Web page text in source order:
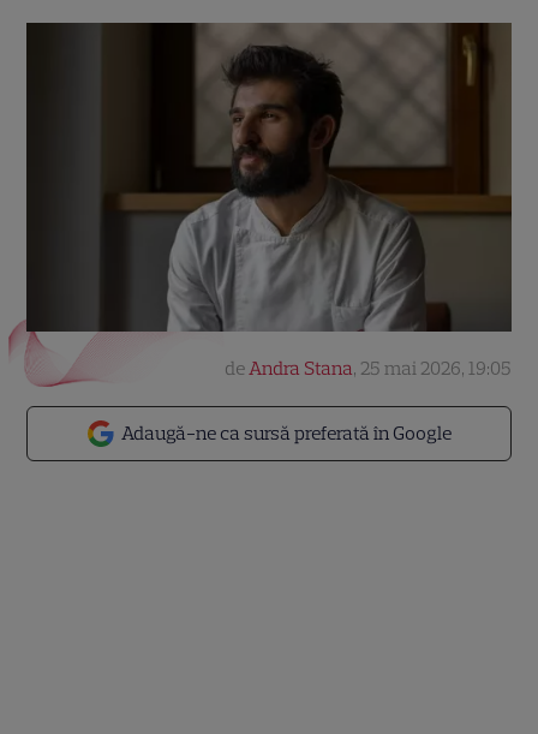
Adaugă-ne ca sursă preferată în Google
deAndra Stana, 25 mai 2026, 19:05